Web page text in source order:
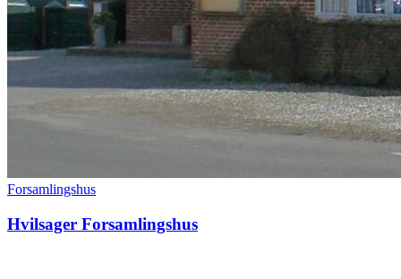
Forsamlingshus
Hvilsager Forsamlingshus